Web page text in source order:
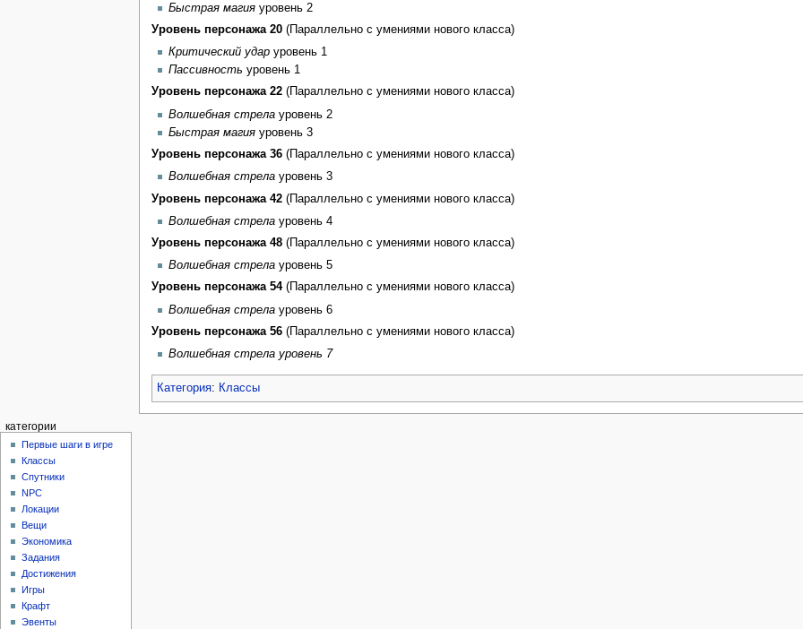
Быстрая магияуровень 2
Уровень персонажа 20(Параллельно с умениями нового класса)
Критический ударуровень 1
Пассивность уровень 1
Уровень персонажа 22(Параллельно с умениями нового класса)
Волшебная стрелауровень 2
Быстрая магияуровень 3
Уровень персонажа 36(Параллельно с умениями нового класса)
Волшебная стрелауровень 3
Уровень персонажа 42(Параллельно с умениями нового класса)
Волшебная стрелауровень 4
Уровень персонажа 48(Параллельно с умениями нового класса)
Волшебная стрелауровень 5
Уровень персонажа 54(Параллельно с умениями нового класса)
Волшебная стрелауровень 6
Уровень персонажа 56(Параллельно с умениями нового класса)
Волшебная стрела уровень 7
Категория: Классы
категории
Первые шаги в игре
Классы
Спутники
NPC
Локации
Вещи
Экономика
Задания
Достижения
Игры
Крафт
Эвенты